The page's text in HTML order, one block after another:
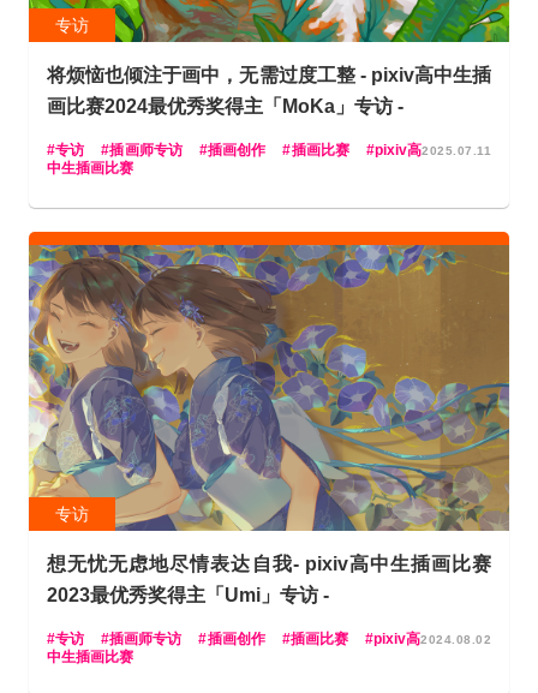
专访
将烦恼也倾注于画中，无需过度工整 - pixiv高中生插
画比赛2024最优秀奖得主「MoKa」专访 -
专访 插画师专访 插画创作 插画比赛
pixiv高
中生插画比赛
2025.07.11
专访
想无忧无虑地尽情表达自我- pixiv高中生插画比赛
2023最优秀奖得主「Umi」专访 -
专访 插画师专访 插画创作 插画比赛
pixiv高
中生插画比赛
2024.08.02